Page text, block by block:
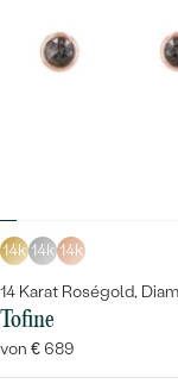
14k 14k 14k
14 Karat Roségold,
Tofine
von € 689